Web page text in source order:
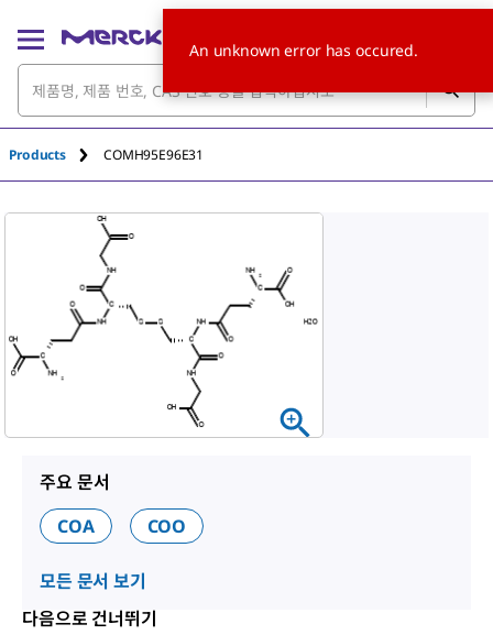
Products COMH95E96E31
주요 문서
COA
COO
모든 문서 보기
다음으로 건너뛰기
An unknown error has occured.